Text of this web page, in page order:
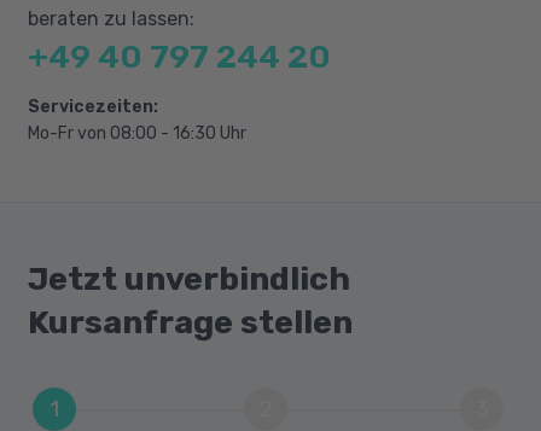
beraten zu lassen:
+49 40 797 244 20
Servicezeiten:
Mo-Fr von 08:00 - 16:30 Uhr
Jetzt unverbindlich
Kursanfrage stellen
1